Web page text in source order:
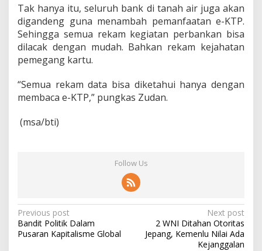
Tak hanya itu, seluruh bank di tanah air juga akan
digandeng guna menambah pemanfaatan e-KTP.
Sehingga semua rekam kegiatan perbankan bisa
dilacak dengan mudah. Bahkan rekam kejahatan
pemegang kartu.
“Semua rekam data bisa diketahui hanya dengan
membaca e-KTP,” pungkas Zudan.
(msa/bti)
Follow Us
P
o
Previous post
Bandit Politik Dalam
Pusaran Kapitalisme Global
Next post
2 WNI Ditahan Otoritas
Jepang, Kemenlu Nilai Ada
Kejanggalan